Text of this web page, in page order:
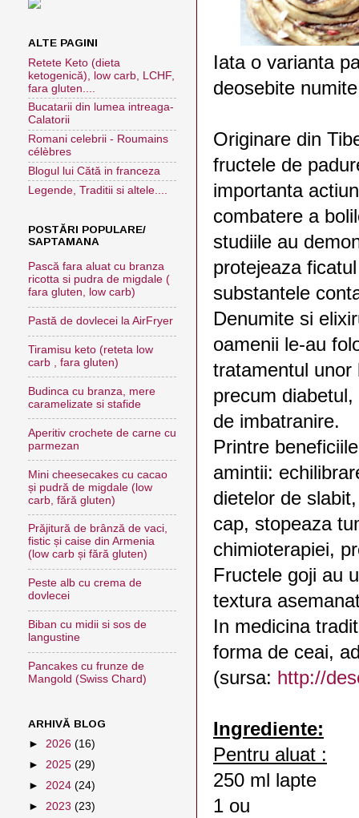
Iata o varianta
deosebite
Originare din
fructele de
importanta
combatere a
studiile au
protejeaza
substantele
Denumite si
oamenii le-au
tratamentul unor
precum
de imbatranire.
Printre
amintii:
dietelor de
cap, stopeaza
chimioterapiei,
Fructele goji au
textura
In medicina
forma de ceai,
(sursa: http://
Ingrediente:
Pentru aluat :
250 ml lapte
1 ou
ALTE PAGINI
Retete Keto (dieta
ketogenică), low carb, LCHF,
fara gluten....
Bucatarii din lumea intreaga-
Calatorii
Romani celebrii - Roumains
célèbres
Blogul lui Cătă in franceza
Legende, Traditii si altele....
POSTĂRI POPULARE/
SAPTAMANA
Pască fara aluat cu branza
ricotta si pudra de migdale (
fara gluten, low carb)
Pastă de dovlecei la AirFryer
Tiramisu keto (reteta low
carb , fara gluten)
Budinca cu branza, mere
caramelizate si stafide
Aperitiv crochete de carne cu
parmezan
Mini cheesecakes cu cacao
și pudră de migdale (low
carb, fără gluten)
Prăjitură de brânză de vaci,
fistic și caise din Armenia
(low carb și fără gluten)
Peste alb cu crema de
dovlecei
Biban cu midii si sos de
langustine
Pancakes cu frunze de
Mangold (Swiss Chard)
ARHIVĂ BLOG
► 2026 (16)
► 2025 (29)
► 2024 (24)
► 2023 (23)